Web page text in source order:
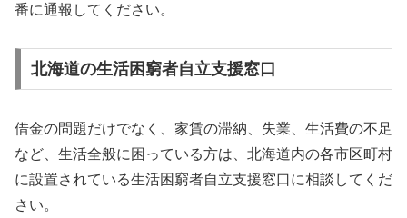
番に通報してください。
北海道の生活困窮者自立支援窓口
借金の問題だけでなく、家賃の滞納、失業、生活費の不足
など、生活全般に困っている方は、北海道内の各市区町村
に設置されている生活困窮者自立支援窓口に相談してくだ
さい。